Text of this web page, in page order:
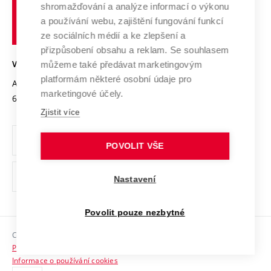
Transfer znalostí
Open Science
Projekty
Projekty ze strukturálních fondů
Specifický výzkum
Služby univerzity
Mezinárodní dohody
Univerzitní sítě
Udržitelná univerzita
Podnikavá univerzita / ContriBUTe
Bezpečná univerzita
Vyznamenání
Organizační struktura
Ochrana osobních údajů
odkaz)
Sociální bezpečí
HR Award
učení
technické
VYSOKÉ UČENÍ TECHNICKÉ V BRNĚ
Antonínská 548/1
602 00 Brno
www.vut.cz
vut@vutbr.cz
Copyright © 2026 VUT
Prohlášení o přístupnosti
Informace o používání cookies
shromažďování a analýze informací o výkonu
a používání webu, zajištění fungování funkcí
ze sociálních médií a ke zlepšení a
přizpůsobení obsahu a reklam. Se souhlasem
můžeme také předávat marketingovým
platformám některé osobní údaje pro
marketingové účely.
Zjistit více
POVOLIT VŠE
Nastavení
Povolit pouze nezbytné